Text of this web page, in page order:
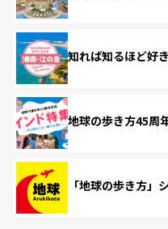
知れば知るほど好
地球の歩き方45周
「地球の歩き方」